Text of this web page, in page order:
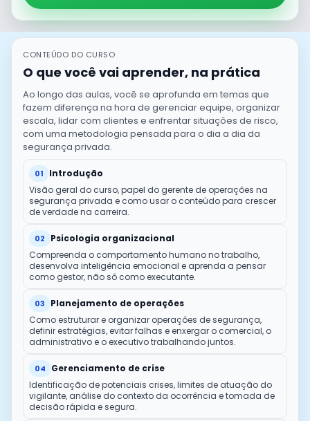
CONTEÚDO DO CURSO
O que você vai aprender, na prática
Ao longo das aulas, você se aprofunda em temas que
fazem diferença na hora de gerenciar equipe, organizar
escala, lidar com clientes e enfrentar situações de risco,
com uma metodologia pensada para o dia a dia da
segurança privada.
01
Introdução
Visão geral do curso, papel do gerente de operações na
segurança privada e como usar o conteúdo para crescer
de verdade na carreira.
02
Psicologia organizacional
Compreenda o comportamento humano no trabalho,
desenvolva inteligência emocional e aprenda a pensar
como gestor, não só como executante.
03
Planejamento de operações
Como estruturar e organizar operações de segurança,
definir estratégias, evitar falhas e enxergar o comercial, o
administrativo e o executivo trabalhando juntos.
04
Gerenciamento de crise
Identificação de potenciais crises, limites de atuação do
vigilante, análise do contexto da ocorrência e tomada de
decisão rápida e segura.